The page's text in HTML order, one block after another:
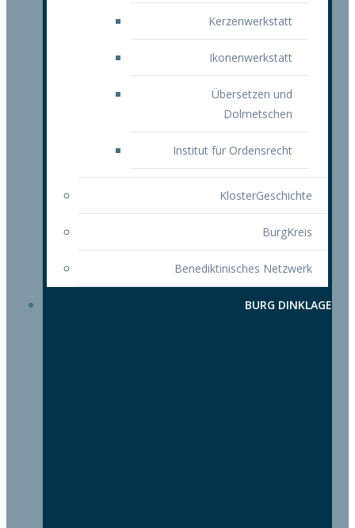
Kerzenwerkstatt
Ikonenwerkstatt
Übersetzen und
Dolmetschen
Institut für Ordensrecht
KlosterGeschichte
BurgKreis
Benediktinisches Netzwerk
BURG DINKLAGE